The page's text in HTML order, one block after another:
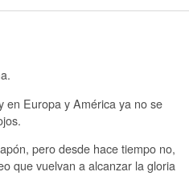
en Europa y América ya no se
pero desde hace tiempo no,
que vuelvan a alcanzar la gloria